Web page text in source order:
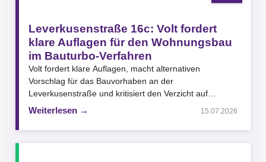
Leverkusenstraße 16c: Volt fordert
klare Auflagen für den Wohnungsbau
im Bauturbo-Verfahren
Volt fordert klare Auflagen, macht alternativen
Vorschlag für das Bauvorhaben an der
Leverkusenstraße und kritisiert den Verzicht auf
verbindliche Qualitätsstandards im Bauturbo-Verfahren.
Weiterlesen → 15.07.2026